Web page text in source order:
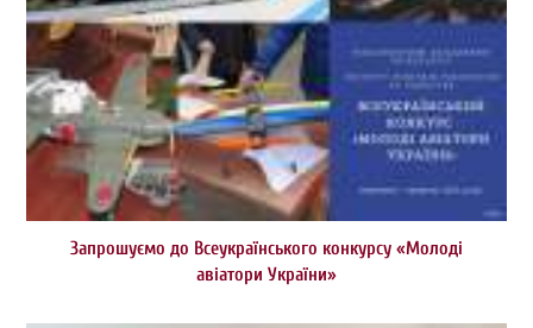
Запрошуємо до Всеукраїнського конкурсу «Молоді
авіатори України»